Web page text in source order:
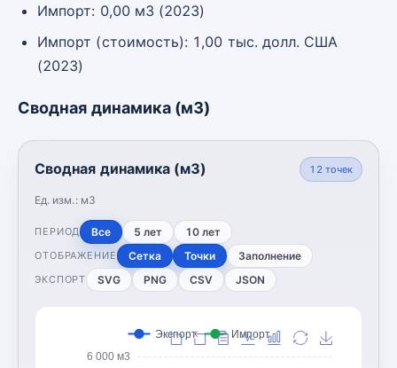
Импорт: 0,00 м3 (2023)
Импорт (стоимость): 1,00 тыс. долл. США
(2023)
Сводная динамика (м3)
Сводная динамика (м3)
Ед. изм.: м3
12 точек
ПЕРИОД Все 5 лет 10 лет
ОТОБРАЖЕНИЕ Сетка Точки Заполнение
ЭКСПОРТ SVG PNG CSV JSON
6 000 м3
Экспорт Импорт